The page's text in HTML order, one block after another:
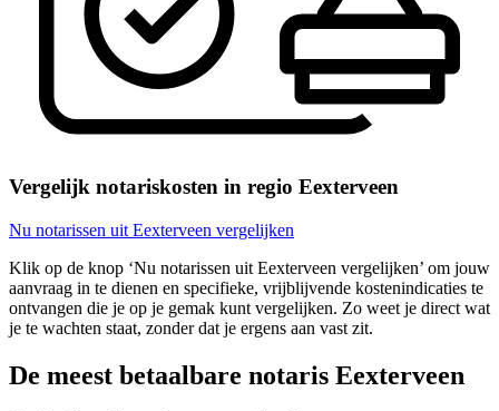
Vergelijk notariskosten in regio Eexterveen
Nu notarissen uit Eexterveen vergelijken
Klik op de knop ‘Nu notarissen uit Eexterveen vergelijken’ om jouw
aanvraag in te dienen en specifieke, vrijblijvende kostenindicaties te
ontvangen die je op je gemak kunt vergelijken. Zo weet je direct wat
je te wachten staat, zonder dat je ergens aan vast zit.
De meest betaalbare notaris Eexterveen